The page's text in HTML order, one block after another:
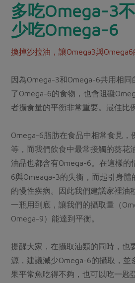
多吃Omega-3
少吃Omega-6
換掉沙拉油，讓Omega3與
因為Omega-3和Omega-6共用相
了Omega-6的食物，也會阻礙
者攝食量的平衡非常重要。最佳比
Omega-6脂肪在食品中相常食見，
等，而我們飲食中最常接觸的葵花
油品也都含有Omega-6。在這樣的
6與Omeaga-3的失衡，而起引身體
的慢性疾病。因此我們建議家裡油
一瓶用到底，讓我們的攝取量（
Omega-9）能達到平衡。
提醒大家，在攝取油類的同時，也
源，建議減少Omega-6的攝取，並
果平常魚吃得不夠，也可以吃一匙